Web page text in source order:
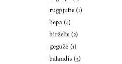
rugpjūtis (1)
liepa (4)
birželis (2)
gegužė (1)
balandis (3)